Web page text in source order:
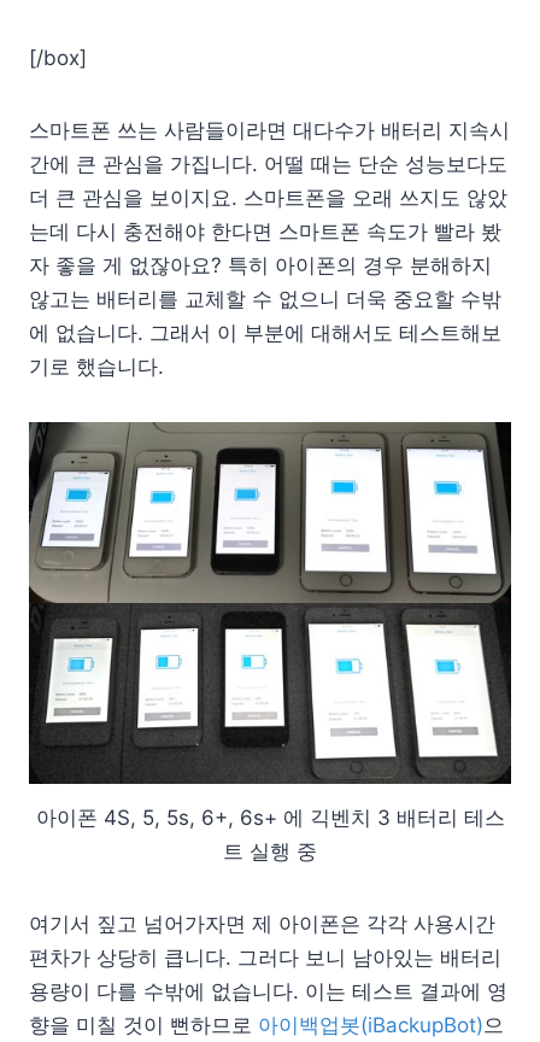
[/box]
스마트폰 쓰는 사람들이라면 대다수가 배터리 지속시
간에 큰 관심을 가집니다. 어떨 때는 단순 성능보다도
더 큰 관심을 보이지요. 스마트폰을 오래 쓰지도 않았
는데 다시 충전해야 한다면 스마트폰 속도가 빨라 봤
자 좋을 게 없잖아요? 특히 아이폰의 경우 분해하지
않고는 배터리를 교체할 수 없으니 더욱 중요할 수밖
에 없습니다. 그래서 이 부분에 대해서도 테스트해보
기로 했습니다.
아이폰 4S, 5, 5s, 6+, 6s+ 에 긱벤치 3 배터리 테스
트 실행 중
여기서 짚고 넘어가자면 제 아이폰은 각각 사용시간
편차가 상당히 큽니다. 그러다 보니 남아있는 배터리
용량이 다를 수밖에 없습니다. 이는 테스트 결과에 영
향을 미칠 것이 뻔하므로 아이백업봇(iBackupBot)으